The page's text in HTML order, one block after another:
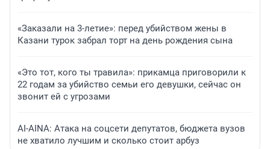
«Заказали на 3-летие»: перед убийством жены в
Казани турок забрал торт на день рождения сына
«Это тот, кого ты травила»: прикамца приговорили к
22 годам за убийство семьи его девушки, сейчас он
звонит ей с угрозами
AI-AINA: Атака на соцсети депутатов, бюджета вузов
не хватило лучшим и сколько стоит арбуз